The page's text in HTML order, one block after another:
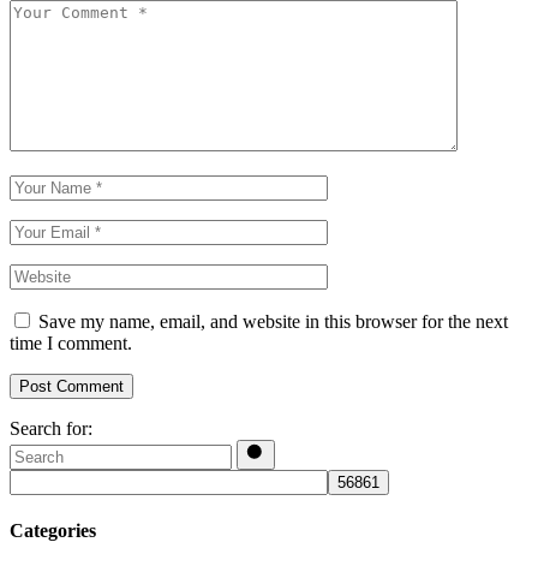
Save my name, email, and website in this browser for the next
time I comment.
Post Comment
Search for:
Categories